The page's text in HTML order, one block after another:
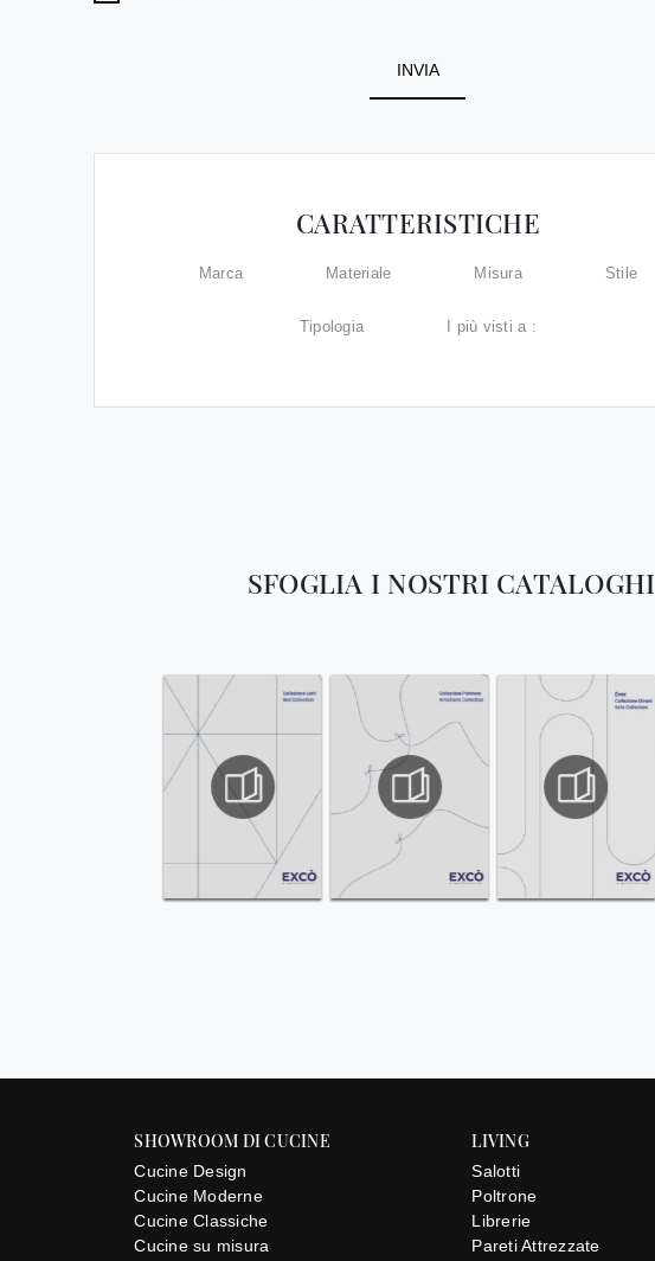
INVIA
CARATTERISTICHE
Marca Materiale Misura Stile
Tipologia I più visti a :
SFOGLIA I NOSTRI CATALOGHI
SHOWROOM DI CUCINE
Cucine Design
Cucine Moderne
Cucine Classiche
Cucine su misura
LIVING
Salotti
Poltrone
Librerie
Pareti Attrezzate